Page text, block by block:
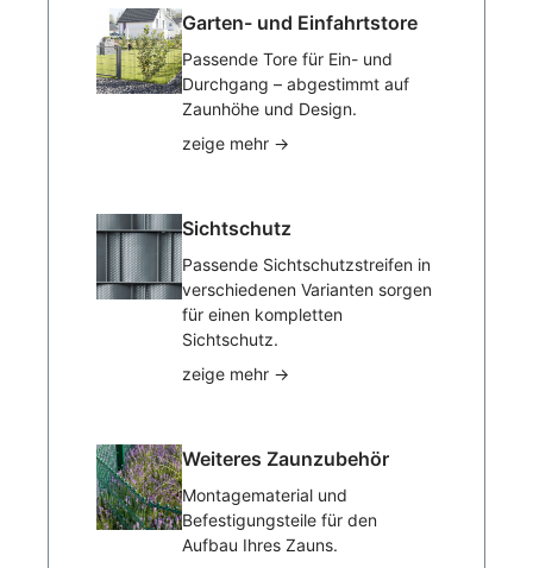
Garten- und Einfahrtstore
Passende Tore für Ein- und
Durchgang – abgestimmt auf
Zaunhöhe und Design.
zeige mehr →
Sichtschutz
Passende Sichtschutzstreifen in
verschiedenen Varianten sorgen
für einen kompletten
Sichtschutz.
zeige mehr →
Weiteres Zaunzubehör
Montagematerial und
Befestigungsteile für den
Aufbau Ihres Zauns.